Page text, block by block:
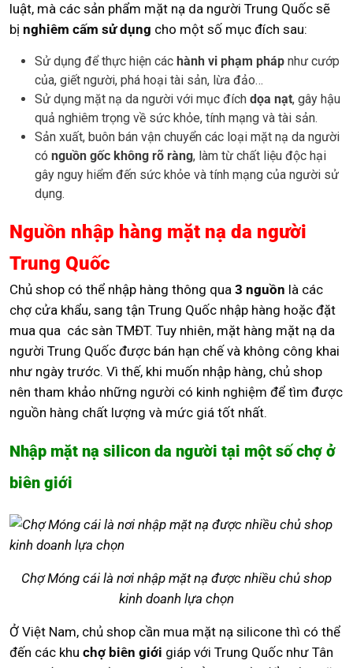
luật, mà các sản phẩm mặt nạ da người Trung Quốc sẽ
bị nghiêm cấm sử dụng cho một số mục đích sau:
Sử dụng để thực hiện các hành vi phạm pháp như cướp
của, giết người, phá hoại tài sản, lừa đảo…
Sử dụng mặt nạ da người với mục đích dọa nạt, gây hậu
quả nghiêm trọng về sức khỏe, tính mạng và tài sản.
Sản xuất, buôn bán vận chuyển các loại mặt nạ da người
có nguồn gốc không rõ ràng, làm từ chất liệu độc hại
gây nguy hiểm đến sức khỏe và tính mạng của người sử
dụng.
Nguồn nhập hàng mặt nạ da người
Trung Quốc
Chủ shop có thể nhập hàng thông qua 3 nguồn là các
chợ cửa khẩu, sang tận Trung Quốc nhập hàng hoặc đặt
mua qua các sàn TMĐT. Tuy nhiên, mặt hàng mặt nạ da
người Trung Quốc được bán hạn chế và không công khai
như ngày trước. Vì thế, khi muốn nhập hàng, chủ shop
nên tham khảo những người có kinh nghiệm để tìm được
nguồn hàng chất lượng và mức giá tốt nhất.
Nhập mặt nạ silicon da người tại một số chợ ở
biên giới
Chợ Móng cái là nơi nhập mặt nạ được nhiều chủ shop
kinh doanh lựa chọn
Ở Việt Nam, chủ shop cần mua mặt nạ silicone thì có thể
đến các khu chợ biên giới giáp với Trung Quốc như Tân